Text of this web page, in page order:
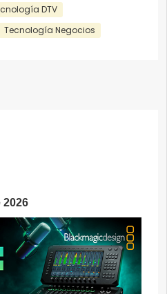
DTV
Tecnología Negocios
2026